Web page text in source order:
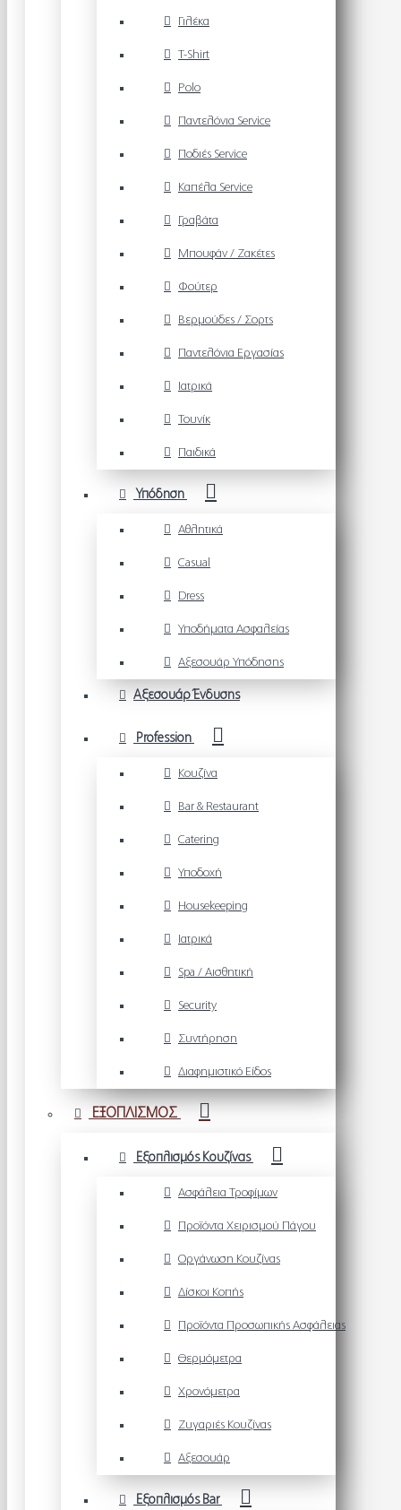
Γιλέκα
T-Shirt
Polo
Παντελόνια Service
Ποδιές Service
Καπέλα Service
Γραβάτα
Μπουφάν / Ζακέτες
Φούτερ
Βερμούδες / Σορτς
Παντελόνια Εργασίας
Ιατρικά
Τουνίκ
Παιδικά
Υπόδηση
Αθλητικά
Casual
Dress
Υποδήματα Ασφαλείας
Αξεσουάρ Υπόδησης
Αξεσουάρ Ένδυσης
Profession
Κουζίνα
Bar & Restaurant
Catering
Υποδοχή
Housekeeping
Ιατρικά
Spa / Αισθητική
Security
Συντήρηση
Διαφημιστικό Είδος
ΕΞΟΠΛΙΣΜΟΣ
Εξοπλισμός Κουζίνας
Ασφάλεια Τροφίμων
Προϊόντα Χειρισμού Πάγου
Οργάνωση Κουζίνας
Δίσκοι Κοπής
Προϊόντα Προσωπικής Ασφάλειας
Θερμόμετρα
Χρονόμετρα
Ζυγαριές Κουζίνας
Αξεσουάρ
Εξοπλισμός Bar